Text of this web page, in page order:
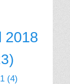
2018
(4)